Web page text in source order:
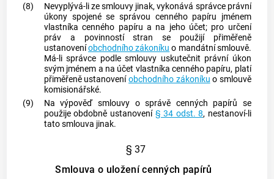
(8)
Nevyplývá-li ze smlouvy jinak, vykonává správce právní
úkony spojené se správou cenného papíru jménem
vlastníkacenného papíru a na jeho účet; pro určení
práv a povinností stran se použijí přiměřeně
ustanoveníobchodního zákoníku o mandátní smlouvě.
Má-li správce podle smlouvy uskutečnit právní úkon
svým jménem a na účet vlastníkacenného papíru, platí
přiměřeně ustanoveníobchodního zákoníku o smlouvě
komisionářské.
(9)
Na výpověď smlouvy o správě cenných papírů se
použije obdobně ustanovení § 34 odst. 8, nestanoví-li
tato smlouva jinak.
§ 37
Smlouva o uložení cenných papírů